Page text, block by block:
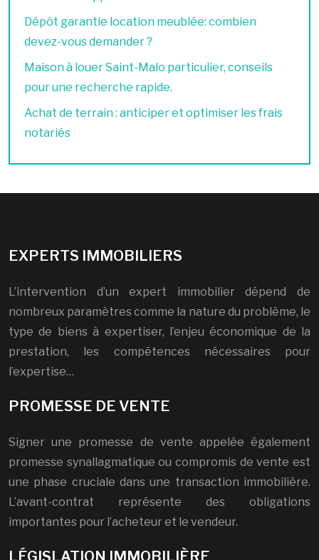
Dépôt garantie location meublée: combien
devez-vous demander ?
Maison à louer Saint-Malo particulier, conseils
pour une recherche rapide.
Achat de terrain : anticiper et optimiser les frais
notariés
EXPERTS IMMOBILIERS
L’intervention d’un expert immobilier dépend de
nombreux paramètres comme la nature du problème, le
type de biens à expertiser, l’enjeu économique de la
prestation, les compétences nécessaires pour
l’expertise…
PROMESSE DE VENTE
Signer une promesse de vente appelée également
promesse synallagmatique ou compromis de vente est
une phase cruciale dans une transaction immobilière.
L’avant-contrat représente des obligations
importantes pour l’acheteur et le vendeur.
LÉGISLATION IMMOBILIÈRE